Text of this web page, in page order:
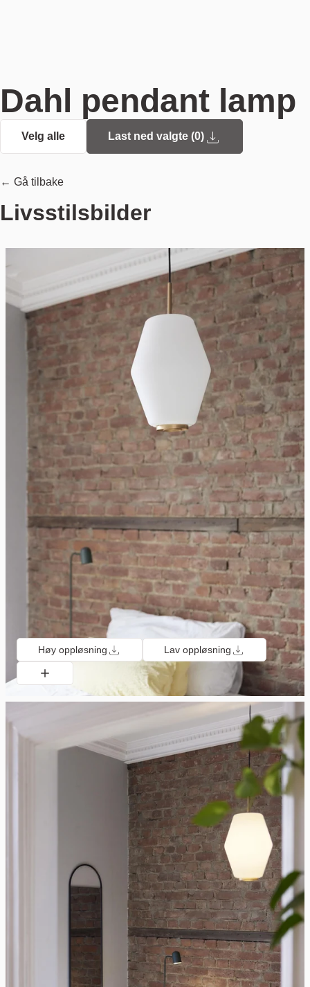
Dahl pendant lamp
Velg alle Last ned valgte (0)
← Gå tilbake
Livsstilsbilder
Høy oppløsning Lav oppløsning